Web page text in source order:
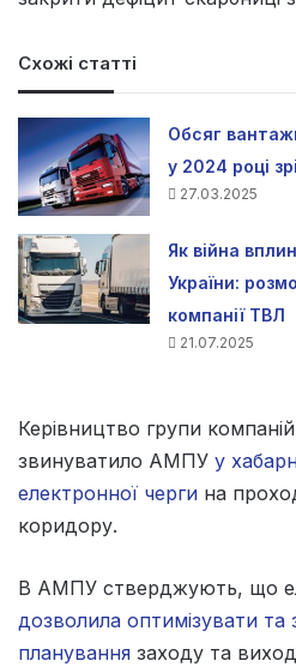
Схожі статті
Обсяг
у 2024 році
27.03.2025
Як війна
України:
компанії ТВЛ
21.07.2025
Керівництво групи
звинуватило АМПУ у
електронної черги на
коридору.
В АМПУ стверджують, що
дозволила оптимізувати
планування заходу та